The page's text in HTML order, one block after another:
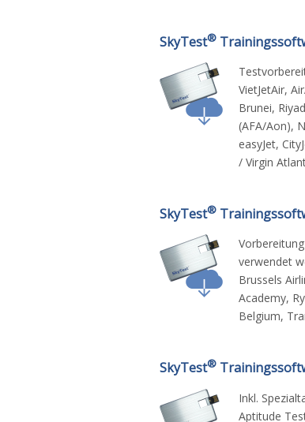
SkyTest®
VietJetAir,
Brunei,
(AFA/Aon),
easyJet,
/ Virgin
SkyTest®
verwendet
Brussels
Academy,
Belgium,
SkyTest®
Inkl.
Aptitude